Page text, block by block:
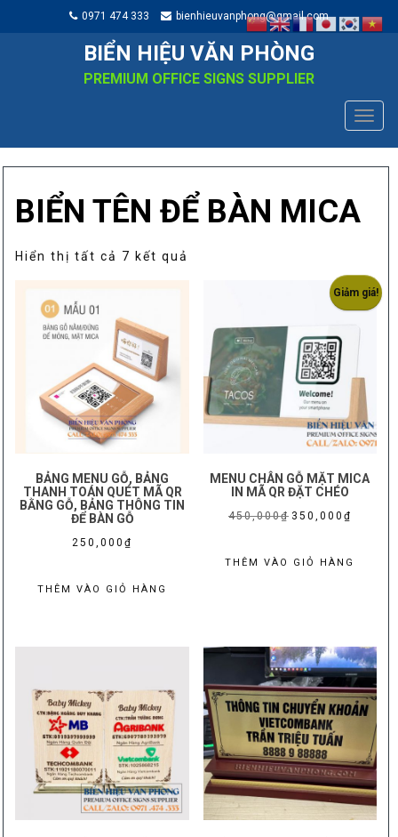
0971 474 333 bienhieuvanphong@gmail.com
BIỂN HIỆU VĂN PHÒNG
PREMIUM OFFICE SIGNS SUPPLIER
BIỂN TÊN ĐỂ BÀN MICA
Hiển thị tất cả 7 kết quả
mức
phổ
biến
BẢNG MENU GỖ, BẢNG
THANH TOÁN QUÉT MÃ QR
BẰNG GỖ, BẢNG THÔNG TIN
ĐỂ BÀN GỖ
250,000 ₫
THÊM VÀO GIỎ HÀNG
Giảm giá!
MENU CHÂN GỖ MẶT MICA
IN MÃ QR ĐẶT CHÉO
450,000₫ Giá
là:
350,000 ₫
tại
THÊM VÀO GIỎ HÀNG